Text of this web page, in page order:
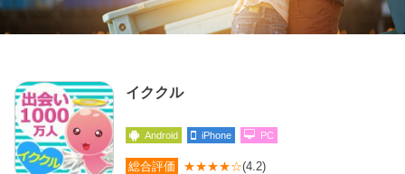
イククル
Android iPhone PC
総合評価 ★★★★☆(4.2)